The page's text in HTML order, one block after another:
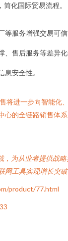
化国际贸易流程。
等服务增强交易可信
、售后服务等差异
息安全性。
将进一步向智能化
心的全链路销售体
，为从业者提供战略
网工具实现增长突
product/77.html